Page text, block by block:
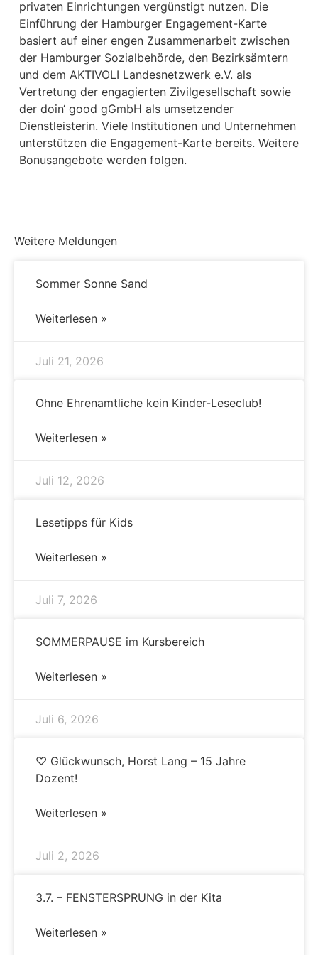
privaten Einrichtungen vergünstigt nutzen. Die
Einführung der Hamburger Engagement-Karte
basiert auf einer engen Zusammenarbeit zwischen
der Hamburger Sozialbehörde, den Bezirksämtern
und dem AKTIVOLI Landesnetzwerk e.V. als
Vertretung der engagierten Zivilgesellschaft sowie
der doin‘ good gGmbH als umsetzender
Dienstleisterin. Viele Institutionen und Unternehmen
unterstützen die Engagement-Karte bereits. Weitere
Bonusangebote werden folgen.
Weitere Meldungen
Sommer Sonne Sand
Weiterlesen »
Juli 21, 2026
Ohne Ehrenamtliche kein Kinder-Leseclub!
Weiterlesen »
Juli 12, 2026
Lesetipps für Kids
Weiterlesen »
Juli 7, 2026
SOMMERPAUSE im Kursbereich
Weiterlesen »
Juli 6, 2026
♡ Glückwunsch, Horst Lang – 15 Jahre
Dozent!
Weiterlesen »
Juli 2, 2026
3.7. – FENSTERSPRUNG in der Kita
Weiterlesen »